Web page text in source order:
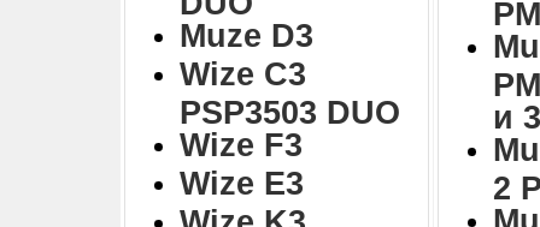
Muze D3
Wize C3
PSP3503 DUO
Wize F3
Wize E3
и
2